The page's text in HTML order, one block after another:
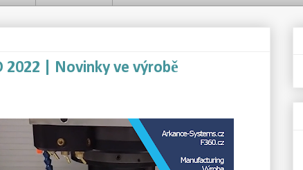
2022 | Novinky ve výrobě